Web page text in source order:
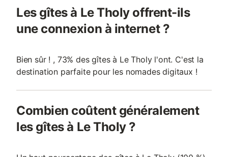
Les gîtes à Le Tholy offrent-ils
une connexion à internet ?
Bien sûr ! , 73% des gîtes à Le Tholy l'ont. C'est la
destination parfaite pour les nomades digitaux !
Combien coûtent généralement
les gîtes à Le Tholy ?